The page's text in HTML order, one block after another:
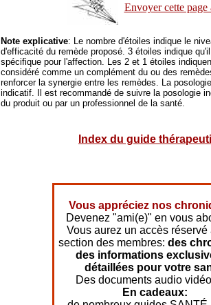
Envoyer cette page
Note explicative: Le nombre d'étoiles indique le
d'efficacité du remède proposé. 3 étoiles indique
spécifique pour l'affection. Les 2 et 1 étoiles
considéré comme un complément du ou des
renforcer la synergie entre les remèdes. La
indicatif. Il est recommandé de suivre la posologie
du produit ou par un professionnel de la santé.
Index du guide
Vous appréciez nos
Devenez "ami(e)" en vous
Vous aurez un accès réservé
section des membres: des
des informations
détaillées pour votre
Des documents audio
En cadeaux: